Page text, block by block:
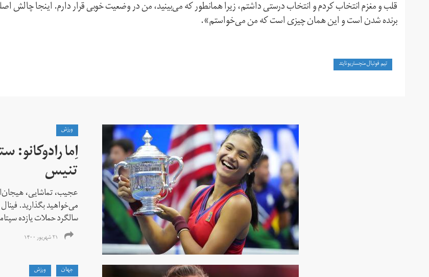
قلب و مغزم انتخاب کردم و انتخاب درستی داشتم، زیرا همانطور که می‌بینید، من در وضعیت خوبی قرار دارم. اینجا چالش
برنده شدن است و این همان چیزی است که من می‌خواستم».
تیم فوتبال منچستریونایتد
ورزش
اِما
تنیس
عجیب، تماشایی،
می‌خواهید بگذارید.
سالگرد حملات یازده
۲۱ شهریور ۱۴۰۰
جهان ورزش